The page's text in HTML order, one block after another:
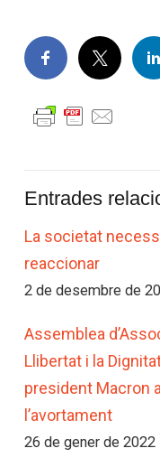
Entrades
La societat
reaccionar
2 de desembre de
Assemblea
Llibertat i la
president Macron
l’avortament
26 de gener de 2022